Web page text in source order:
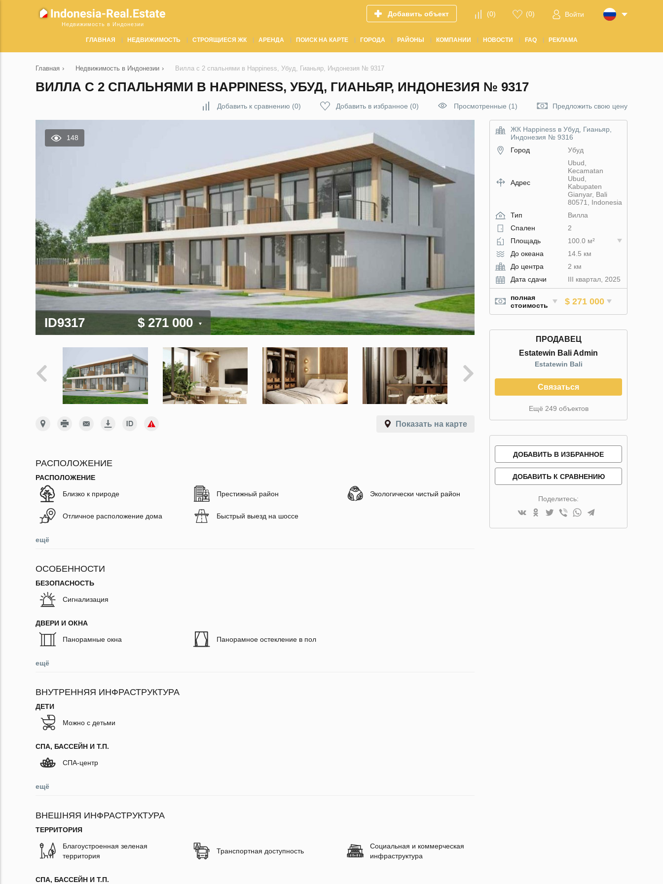
Недвижимость в Индонезии
Добавить объект (0) (0) Войти
ГЛАВНАЯ НЕДВИЖИМОСТЬ СТРОЯЩИЕСЯ ЖК АРЕНДА ПОИСК НА КАРТЕ ГОРОДА РАЙОНЫ КОМПАНИИ НОВОСТИ FAQ РЕКЛАМА
Главная › Недвижимость в Индонезии › Вилла с 2 спальнями в Happiness, Убуд, Гианьяр, Индонезия № 9317
ВИЛЛА С 2 СПАЛЬНЯМИ В HAPPINESS, УБУД, ГИАНЬЯР, ИНДОНЕЗИЯ № 9317
Добавить к сравнению (0) Добавить в избранное (0) Просмотренные (1) Предложить свою цену
148
ID9317 $ 271 000
Показать на карте
РАСПОЛОЖЕНИЕ
РАСПОЛОЖЕНИЕ
Близко к природе Престижный район Экологически чистый район
Отличное расположение дома Быстрый выезд на шоссе
ещё
ОСОБЕННОСТИ
БЕЗОПАСНОСТЬ
Сигнализация
ДВЕРИ И ОКНА
Панорамные окна Панорамное остекление в пол
ещё
ВНУТРЕННЯЯ ИНФРАСТРУКТУРА
ДЕТИ
Можно с детьми
СПА, БАССЕЙН И Т.П.
СПА-центр
ещё
ВНЕШНЯЯ ИНФРАСТРУКТУРА
ТЕРРИТОРИЯ
Благоустроенная зеленая
территория
Транспортная доступность
Социальная и коммерческая
инфраструктура
СПА, БАССЕЙН И Т.П.
ЖК Happiness в Убуд, Гианьяр,
Индонезия № 9316
Город
Убуд
Адрес
Ubud,
Kecamatan
Ubud,
Kabupaten
Gianyar, Bali
80571, Indonesia
Тип
Вилла
Спален
2
Площадь
100.0 м²
До океана
14.5 км
До центра
2 км
Дата сдачи
III квартал, 2025
полная
стоимость
$ 271 000
ПРОДАВЕЦ
Estatewin Bali Admin
Estatewin Bali
Связаться
Ещё 249 объектов
ДОБАВИТЬ В ИЗБРАННОЕ
ДОБАВИТЬ К СРАВНЕНИЮ
Поделитесь: